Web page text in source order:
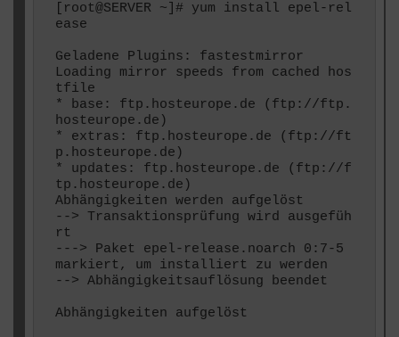
[root@SERVER ~]# yum install epel-rel
ease
Geladene Plugins: fastestmirror
Loading mirror speeds from cached hos
tfile
* base: ftp.hosteurope.de (ftp://ftp.
hosteurope.de)
* extras: ftp.hosteurope.de (ftp://ft
p.hosteurope.de)
* updates: ftp.hosteurope.de (ftp://f
tp.hosteurope.de)
Abhängigkeiten werden aufgelöst
--> Transaktionsprüfung wird ausgefüh
rt
---> Paket epel-release.noarch 0:7-5
markiert, um installiert zu werden
--> Abhängigkeitsauflösung beendet
Abhängigkeiten aufgelöst